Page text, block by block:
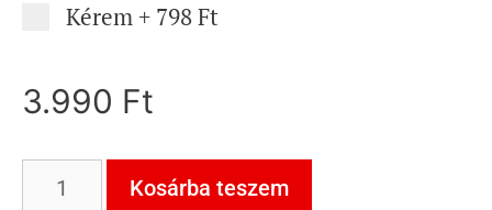
Kérem+ 798 Ft
3.990 Ft
Kosárba teszem